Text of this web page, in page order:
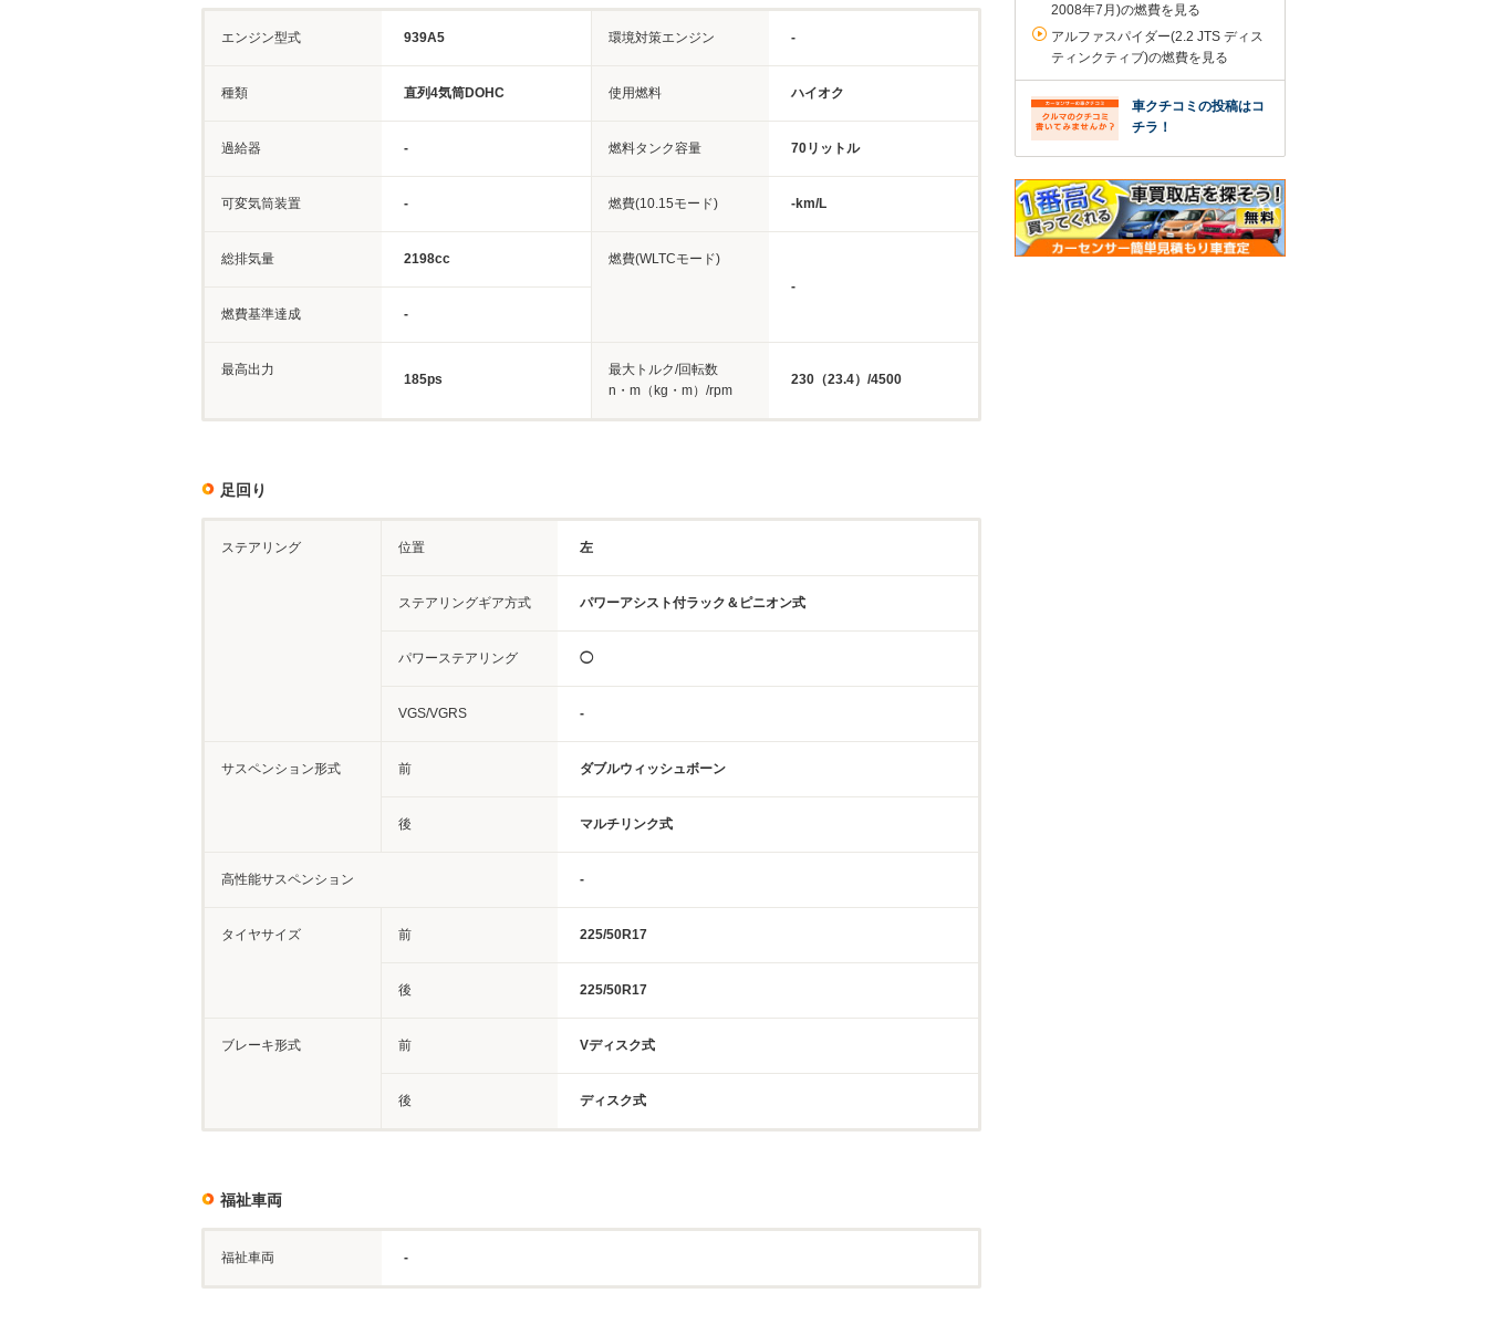
エンジン型式 939A5 環境対策エンジン -
種類 直列4気筒DOHC 使用燃料 ハイオク
過給器 - 燃料タンク容量 70リットル
可変気筒装置 - 燃費(10.15モード) -km/L
総排気量 2198cc
燃費(WLTCモード)
-
燃費基準達成
-
最高出力
185ps
最大トルク/回転数
n・m（kg・m）/rpm
230（23.4）/4500
足回り
ステアリング 位置 左
ステアリングギア方式 パワーアシスト付ラック＆ピニオン式
パワーステアリング ◯
VGS/VGRS -
サスペンション形式 前 ダブルウィッシュボーン
後 マルチリンク式
高性能サスペンション -
タイヤサイズ 前 225/50R17
後 225/50R17
ブレーキ形式 前 Vディスク式
後 ディスク式
福祉車両
福祉車両 -
2008年7月)の燃費を見る
アルファスパイダー(2.2 JTS ディス
ティンクティブ)の燃費を見る
車クチコミの投稿はコ
チラ！